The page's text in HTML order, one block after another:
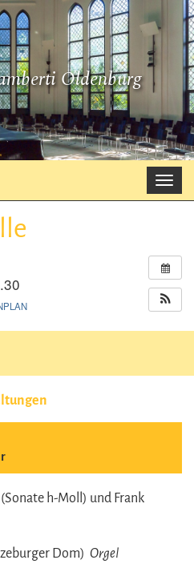
h-Moll) und Frank
Dom) Orgel
Oldenburg
auf/